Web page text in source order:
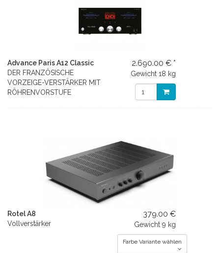
Advance Paris A12 Classic
DER FRANZÖSISCHE
VORZEIGE-VERSTÄRKER MIT
RÖHRENVORSTUFE
2.690.00 € *
Gewicht 18 kg
Rotel A8
Vollverstärker
379.00 €
Gewicht 9 kg
Farbe Variante wählen